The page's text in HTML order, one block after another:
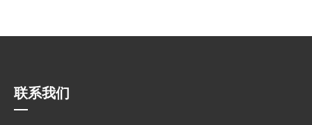
联系我们